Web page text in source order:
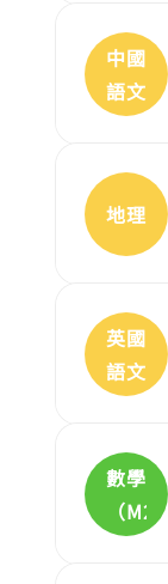
中國
語文
地理
英國
語文
數學
（M2